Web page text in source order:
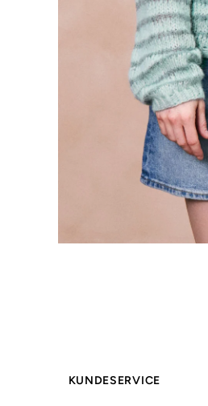
KUNDESERVICE